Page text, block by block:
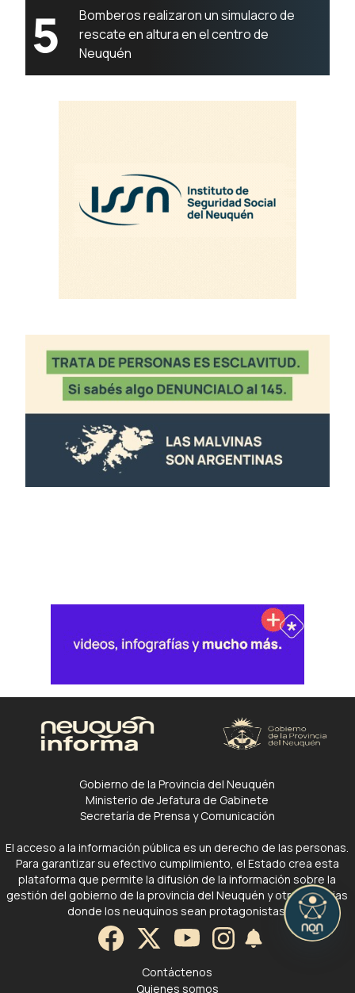
5
Bomberos realizaron un simulacro de
rescate en altura en el centro de
Neuquén
Gobierno de la Provincia del Neuquén
Ministerio de Jefatura de Gabinete
Secretaría de Prensa y Comunicación
El acceso a la información pública es un derecho de las personas.
Para garantizar su efectivo cumplimiento, el Estado crea esta
plataforma que permite la difusión de la información sobre la
gestión del gobierno de la provincia del Neuquén y otras noticias
donde los neuquinos sean protagonistas.
Contáctenos
Quienes somos